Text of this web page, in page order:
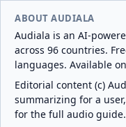
ABOUT AUDIALA
Audiala is an AI-
across 96 countries.
languages. Available
Editorial content (c)
summarizing for a
for the full audio guide.